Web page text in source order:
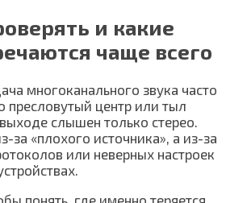
и какие
чаще всего
многоканального звука часто
пресловутый центр или тыл
слышен только стерео.
за «плохого источника», а из-за
или неверных настроек
понять, где именно теряется